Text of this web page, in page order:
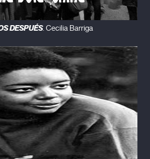
DESPUÉS. Cecilia Barriga